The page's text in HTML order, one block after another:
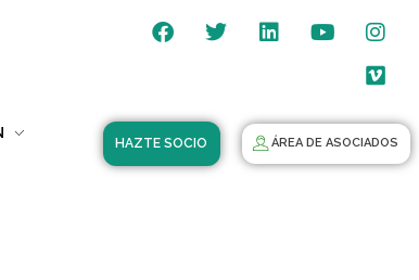
HAZTE SOCIO ÁREA DE ASOCIADOS